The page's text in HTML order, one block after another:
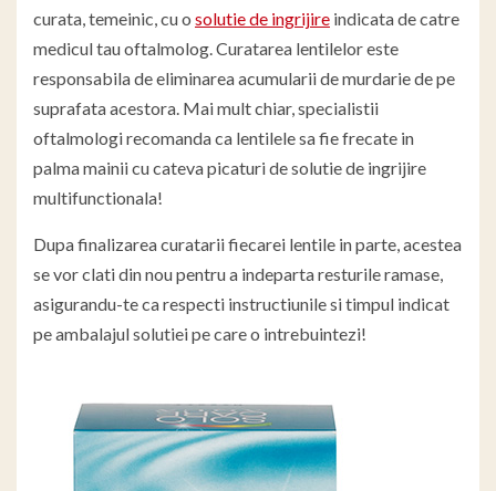
curata, temeinic, cu o solutie de ingrijire indicata de catre
medicul tau oftalmolog. Curatarea lentilelor este
responsabila de eliminarea acumularii de murdarie de pe
suprafata acestora. Mai mult chiar, specialistii
oftalmologi recomanda ca lentilele sa fie frecate in
palma mainii cu cateva picaturi de solutie de ingrijire
multifunctionala!
Dupa finalizarea curatarii fiecarei lentile in parte, acestea
se vor clati din nou pentru a indeparta resturile ramase,
asigurandu-te ca respecti instructiunile si timpul indicat
pe ambalajul solutiei pe care o intrebuintezi!